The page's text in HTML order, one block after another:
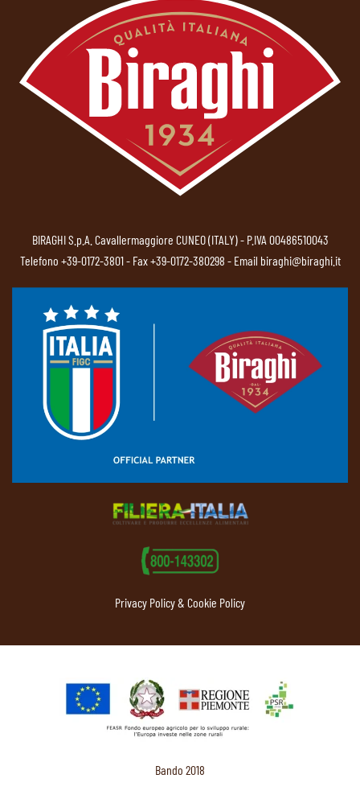
BIRAGHI S.p.A. Cavallermaggiore CUNEO (ITALY) - P.IVA 00486510043
Telefono +39-0172-3801- Fax +39-0172-380298 - Email biraghi@biraghi.it
Privacy Policy & Cookie Policy
Bando 2018